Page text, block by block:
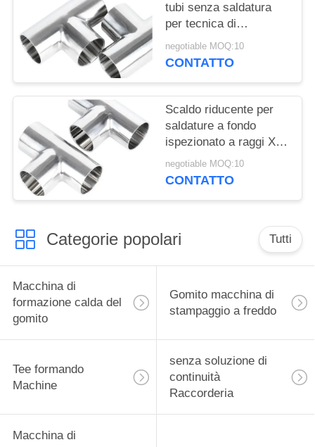
tubi senza saldatura
per tecnica di
forgiatura di tubi in
rame
negotiable MOQ:10
CONTATTO
Scaldo riducente per
saldature a fondo
ispezionato a raggi X
per applicazioni
petrolifere nelle
negotiable MOQ:10
CONTATTO
Categorie popolari Tutti
Macchina di
formazione calda del
gomito
Gomito macchina di
stampaggio a freddo
Tee formando
Machine
senza soluzione di
continuità
Raccorderia
Macchina di